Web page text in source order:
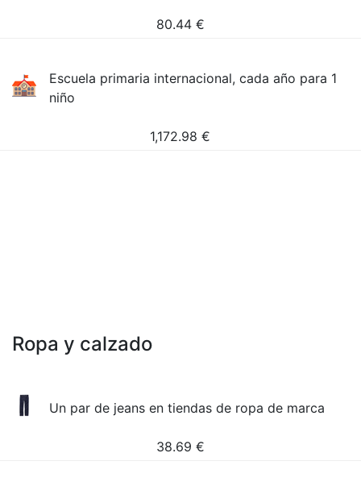
80.44 €
Escuela primaria internacional, cada año para 1
niño
1,172.98 €
Ropa y calzado
Un par de jeans en tiendas de ropa de marca
38.69 €